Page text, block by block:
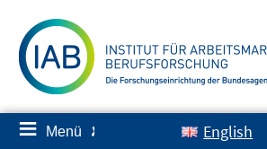
zum
Inhalt
≡ Menü ✘ English